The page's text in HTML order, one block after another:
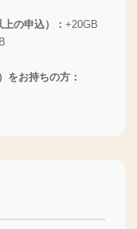
の申込）： +20GB
をお持ちの方：